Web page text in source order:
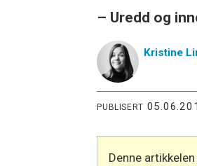
– Uredd og
Kristine
PUBLISERT
Denne